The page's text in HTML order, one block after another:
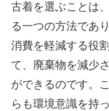
古着を選ぶことは
る一つの方法であ
消費を軽減する役
て、廃棄物を減少
ができるのです。
らも環境意識を持